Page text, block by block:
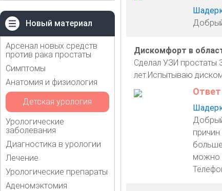
Новый материал
Арсенал новых средств
против рака простаты
Симптомы
Анатомия и физиология
Детская урология
Урологические
заболевания
Диагностика в урологии
Лечение
Урологические препараты
Аденомэктомия
Дискомфорт в
Сделал УЗИ простаты
лет.Испытываю
Ответ
можно